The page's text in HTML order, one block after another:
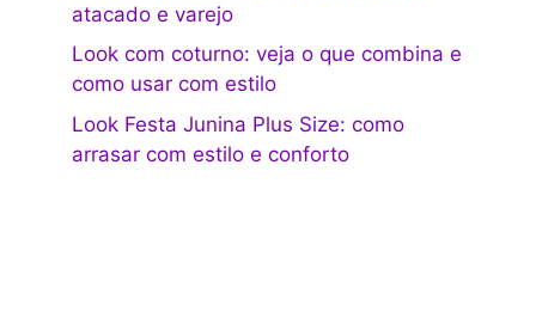
atacado e varejo
Look com coturno: veja o que combina e
como usar com estilo
Look Festa Junina Plus Size: como
arrasar com estilo e conforto